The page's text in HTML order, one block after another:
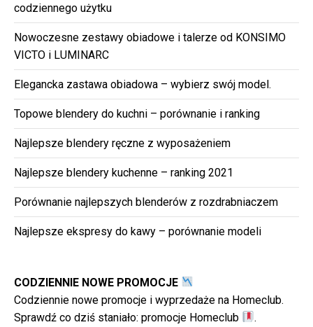
codziennego użytku
Nowoczesne zestawy obiadowe i talerze od KONSIMO
VICTO i LUMINARC
Elegancka zastawa obiadowa – wybierz swój model.
Topowe blendery do kuchni – porównanie i ranking
Najlepsze blendery ręczne z wyposażeniem
Najlepsze blendery kuchenne – ranking 2021
Porównanie najlepszych blenderów z rozdrabniaczem
Najlepsze ekspresy do kawy – porównanie modeli
CODZIENNIE NOWE PROMOCJE
Codziennie nowe promocje i wyprzedaże na Homeclub.
Sprawdź co dziś staniało: promocje Homeclub .